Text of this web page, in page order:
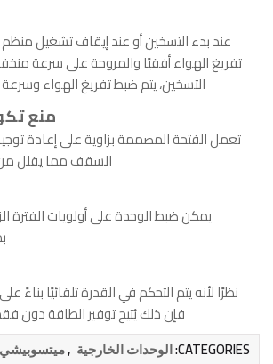
عند بدء التسخين أو عند إيقاف تشغيل منظم
تفريغ الهواء أفقيًا والمروحة على سرعة
التسخين، يتم ضبط تفريغ الهواء
منع
تعمل الفتحة المصممة بزاوية على إعادة
السقف مما يقلل
يمكن ضبط الوحدة على أولويات الفترة
نظرًا لأنه يتم التحكم في القدرة تلقائيًا بناءً
فإن ذلك يُتيح توفير الطاقة دون
CATEGORIES:
الوحدات الخارجية ,ميتسوبيشي